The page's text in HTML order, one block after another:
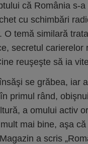
că România s-
cu schimbări
O temă similară
secretul
reuşeşte să ia
se grăbea, iar
primul rând,
a omului activ
mai bine, aşa
a scris